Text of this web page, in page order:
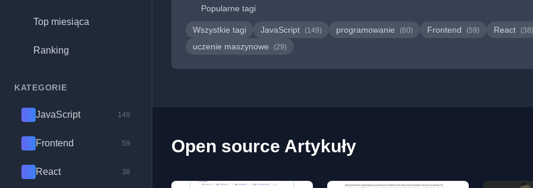
Top miesiąca
Ranking
KATEGORIE
JavaScript 149
Frontend 59
React 38
Popularne tagi
Wszystkie tagi JavaScript (149) programowanie (60) Frontend (59) React (38)
uczenie maszynowe (29)
Open source Artykuły